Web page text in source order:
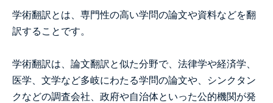
学術翻訳とは、専門性の高い学問の論文や資料などを翻
訳することです。
学術翻訳は、論文翻訳と似た分野で、法律学や経済学、
医学、文学など多岐にわたる学問の論文や、シンクタン
クなどの調査会社、政府や自治体といった公的機関が発